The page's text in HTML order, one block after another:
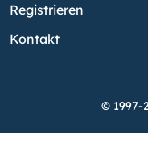
Registrieren
Kontakt
© 1997-